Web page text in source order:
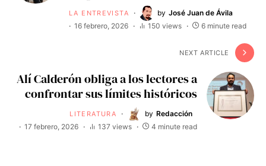
LA ENTREVISTA by José Juan de Ávila
16 febrero, 2026
150 views 6 minute read
NEXT ARTICLE
Alí Calderón obliga a los lectores a
confrontar sus límites históricos
LITERATURA by Redacción
17 febrero, 2026
137 views 4 minute read